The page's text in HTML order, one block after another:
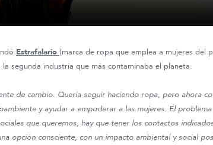
Estrafalario (marca de ropa que emplea a mujeres del
segunda industria que más contaminaba el planeta.
de cambio. Quería seguir haciendo ropa, pero ahora
y ayudar a empoderar a las mujeres. El
que queremos, hay que tener los contactos
opción consciente, con un impacto ambiental y social